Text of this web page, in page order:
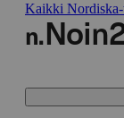
Kaikki Nordiska-
n. Noin